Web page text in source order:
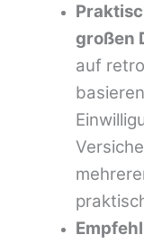
großen
auf